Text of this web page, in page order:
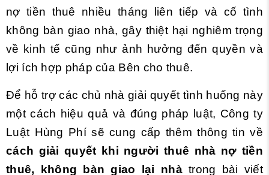
nợ tiền thuê nhiều tháng liên tiếp và cố tình
không bàn giao nhà, gây thiệt hại nghiêm trọng
về kinh tế cũng như ảnh hưởng đến quyền và
lợi ích hợp pháp của Bên cho thuê.
Để hỗ trợ các chủ nhà giải quyết tình huống này
một cách hiệu quả và đúng pháp luật, Công ty
Luật Hùng Phí sẽ cung cấp thêm thông tin về
cách giải quyết khi người thuê nhà nợ tiền
thuê, không bàn giao lại nhàtrong bài viết